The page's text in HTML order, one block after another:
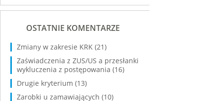
OSTATNIE KOMENTARZE
Zmiany w zakresie KRK (21)
Zaświadczenia z ZUS/US a przesłanki
wykluczenia z postępowania (16)
Drugie kryterium (13)
Zarobki u zamawiających (10)